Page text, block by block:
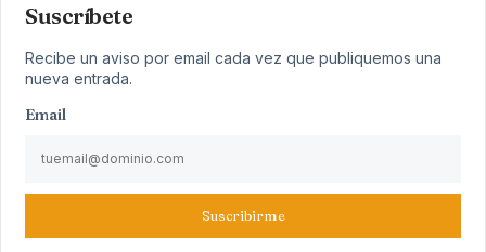
Suscríbete
Recibe un aviso por email cada vez que publiquemos una
nueva entrada.
Email
Suscribirme